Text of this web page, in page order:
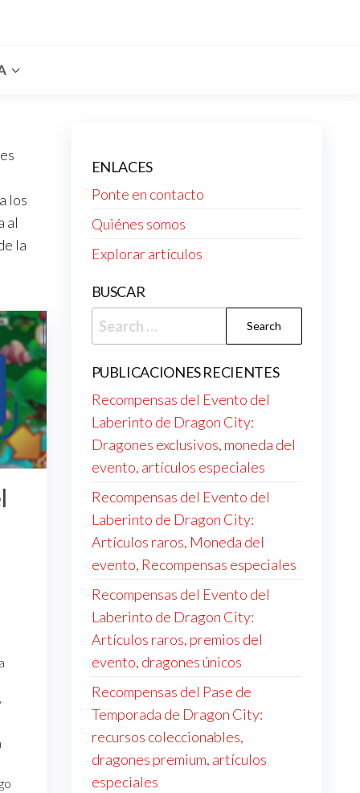
los
al
la
ENLACES
Ponte en contacto
Quiénes somos
Explorar artículos
BUSCAR
Search
for:
PUBLICACIONES RECIENTES
Recompensas del Evento del
Laberinto de Dragon City:
Dragones exclusivos, moneda del
evento, artículos especiales
Recompensas del Evento del
Laberinto de Dragon City:
Artículos raros, Moneda del
evento, Recompensas especiales
Recompensas del Evento del
Laberinto de Dragon City:
Artículos raros, premios del
evento, dragones únicos
Recompensas del Pase de
Temporada de Dragon City:
recursos coleccionables,
dragones premium, artículos
especiales